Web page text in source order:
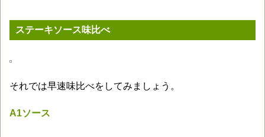
ステーキソース味比べ
それでは早速味比べをしてみましょう。
A1ソース